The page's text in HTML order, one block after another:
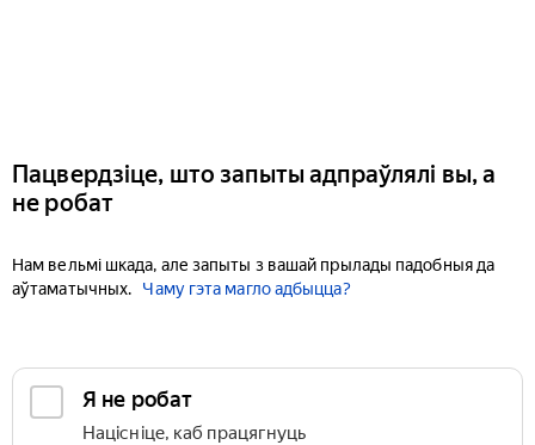
Пацвердзіце, што запыты адпраўлялі вы, а
не робат
Нам вельмі шкада, але запыты з вашай прылады падобныя да
аўтаматычных.
Чаму гэта магло адбыцца?
Я не робат
Націсніце, каб працягнуць